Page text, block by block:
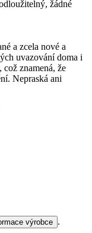
žádné
a zcela nové a
uvazování doma i
což znamená, že
Nepraská ani
výrobce .